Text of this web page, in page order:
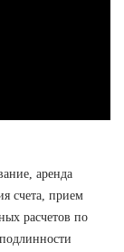
аренда
счета, прием
расчетов по